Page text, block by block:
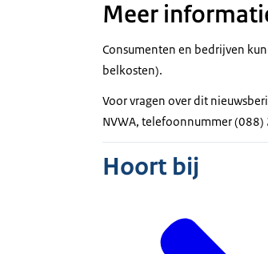
Meer
Consumenten en bedrijven
belkosten).
Voor vragen over dit
NVWA, telefoonnummer (088)
Hoort bij